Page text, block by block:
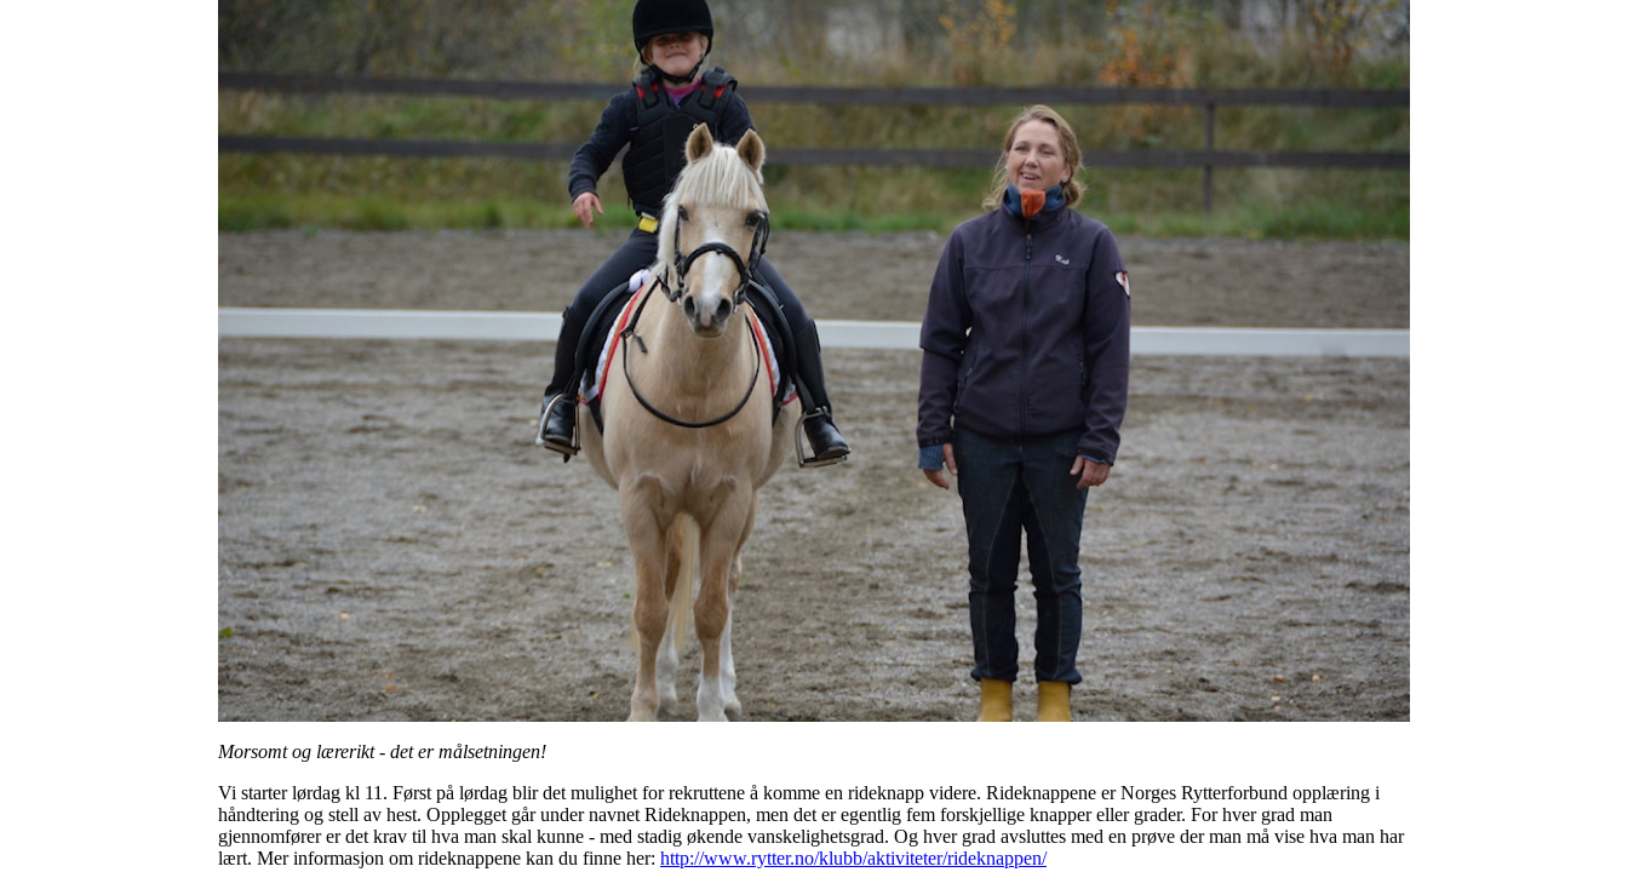
Morsomt og lærerikt - det er målsetningen!
Vi starter lørdag kl 11. Først på lørdag blir det mulighet for rekruttene å komme en rideknapp videre. Rideknappene er Norges Rytterforbund opplæring i
håndtering og stell av hest. Opplegget går under navnet Rideknappen, men det er egentlig fem forskjellige knapper eller grader. For hver grad man
gjennomfører er det krav til hva man skal kunne - med stadig økende vanskelighetsgrad. Og hver grad avsluttes med en prøve der man må vise hva man har
lært. Mer informasjon om rideknappene kan du finne her: http://www.rytter.no/klubb/aktiviteter/rideknappen/